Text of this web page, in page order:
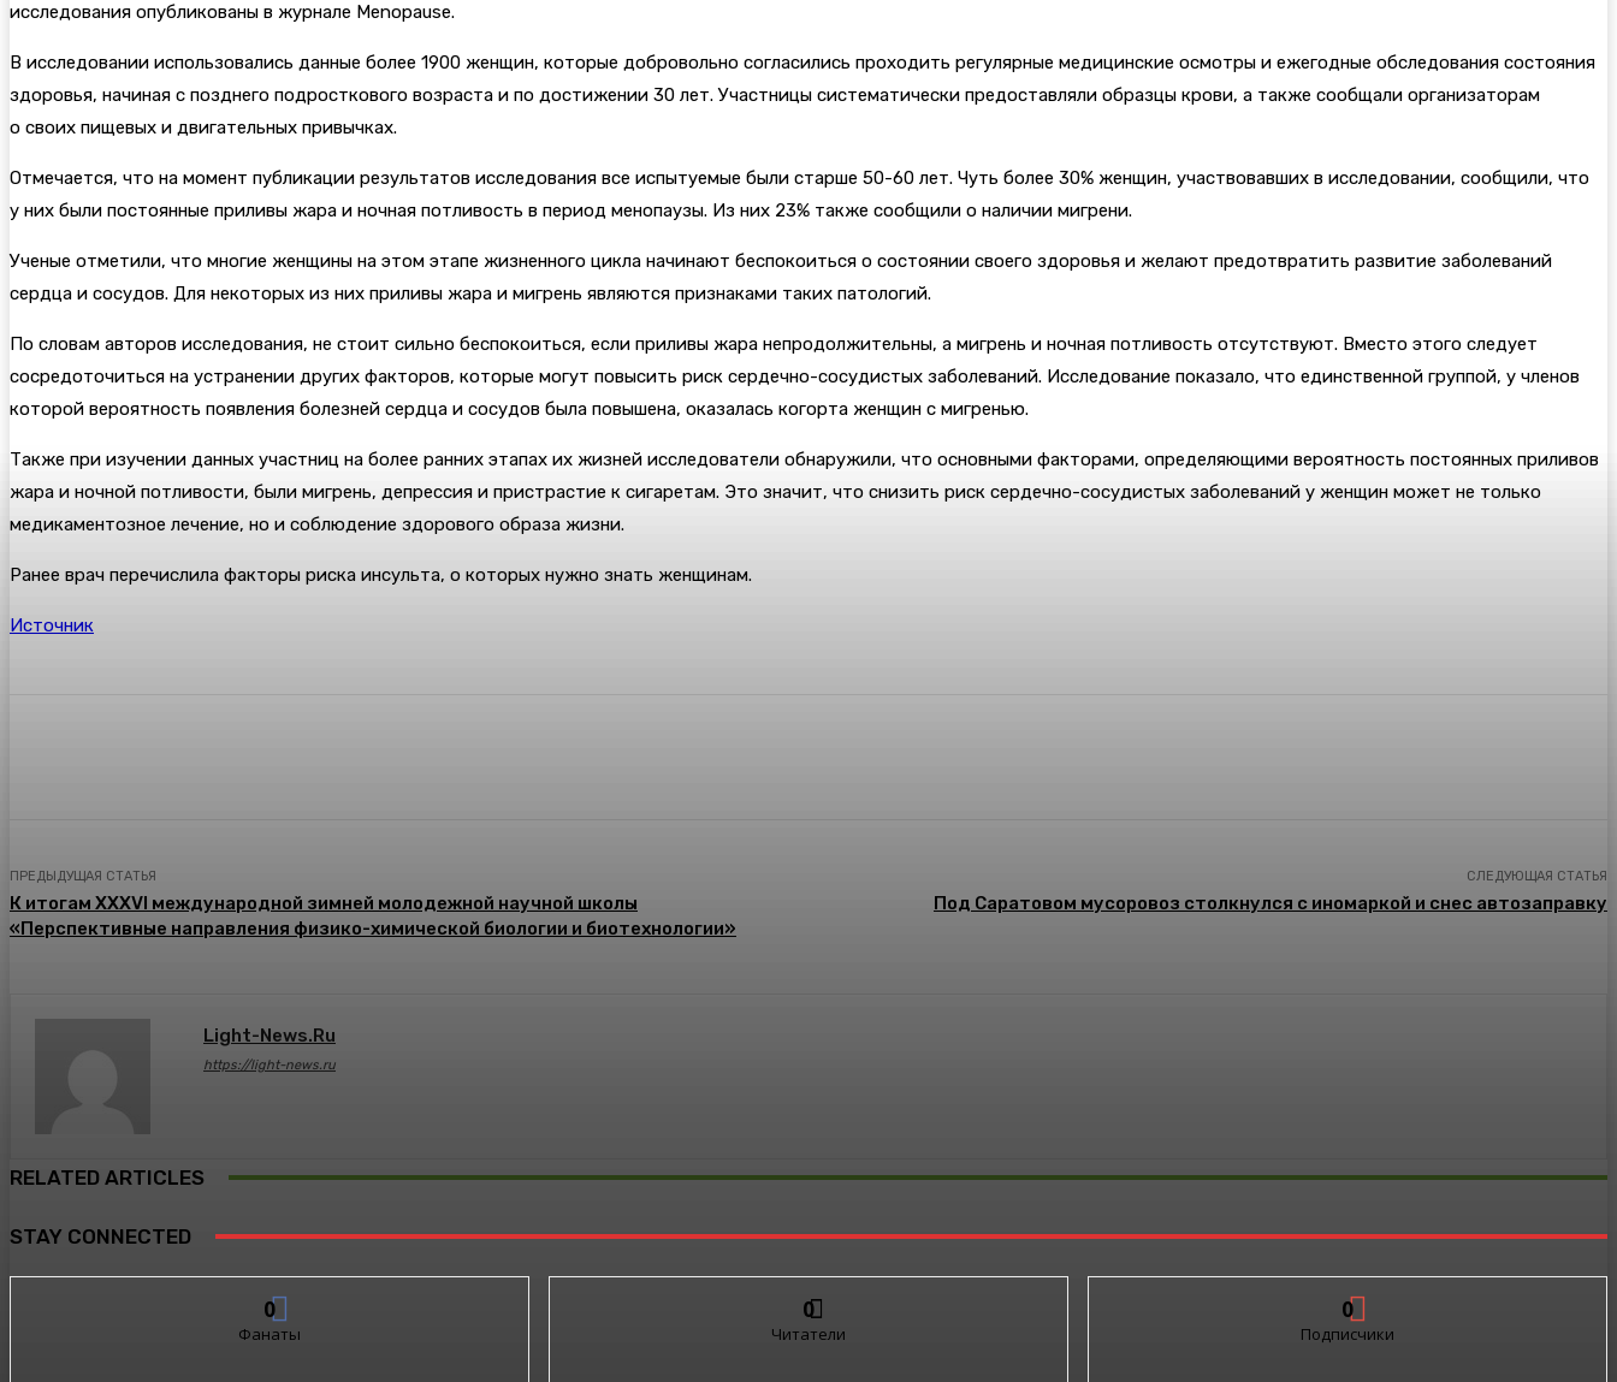
исследования опубликованы в журнале Menopause.
В исследовании использовались данные более 1900 женщин, которые добровольно согласились проходить регулярные медицинские осмотры и ежегодные обследования состояния
здоровья, начиная с позднего подросткового возраста и по достижении 30 лет. Участницы систематически предоставляли образцы крови, а также сообщали организаторам
о своих пищевых и двигательных привычках.
Отмечается, что на момент публикации результатов исследования все испытуемые были старше 50-60 лет. Чуть более 30% женщин, участвовавших в исследовании, сообщили, что
у них были постоянные приливы жара и ночная потливость в период менопаузы. Из них 23% также сообщили о наличии мигрени.
Ученые отметили, что многие женщины на этом этапе жизненного цикла начинают беспокоиться о состоянии своего здоровья и желают предотвратить развитие заболеваний
сердца и сосудов. Для некоторых из них приливы жара и мигрень являются признаками таких патологий.
По словам авторов исследования, не стоит сильно беспокоиться, если приливы жара непродолжительны, а мигрень и ночная потливость отсутствуют. Вместо этого следует
сосредоточиться на устранении других факторов, которые могут повысить риск сердечно-сосудистых заболеваний. Исследование показало, что единственной группой, у членов
которой вероятность появления болезней сердца и сосудов была повышена, оказалась когорта женщин с мигренью.
Также при изучении данных участниц на более ранних этапах их жизней исследователи обнаружили, что основными факторами, определяющими вероятность постоянных приливов
жара и ночной потливости, были мигрень, депрессия и пристрастие к сигаретам. Это значит, что снизить риск сердечно-сосудистых заболеваний у женщин может не только
медикаментозное лечение, но и соблюдение здорового образа жизни.
Ранее врач перечислила факторы риска инсульта, о которых нужно знать женщинам.
Источник
ПРЕДЫДУЩАЯ СТАТЬЯ
К итогам XXXVI международной зимней молодежной научной школы
«Перспективные направления физико-химической биологии и биотехнологии»
СЛЕДУЮЩАЯ СТАТЬЯ
Под Саратовом мусоровоз столкнулся с иномаркой и снес автозаправку
Light-News.ru
https://light-news.ru
RELATED ARTICLES
STAY CONNECTED
0
Фанаты
0
Читатели
0
Подписчики